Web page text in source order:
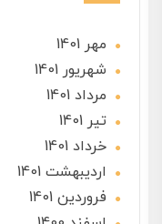
مهر 1401
شهریور 1401
مرداد 1401
تير 1401
خرداد 1401
ارديبهشت 1401
فروردین 1401